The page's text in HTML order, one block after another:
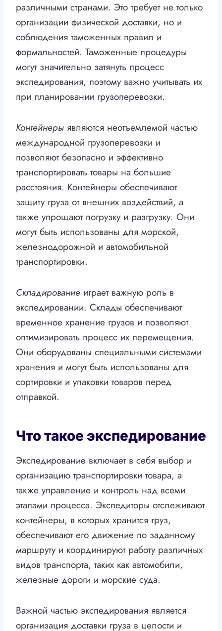
различными странами. Это требует не только
организации физической доставки, но и
соблюдения таможенных правил и
формальностей. Таможенные процедуры
могут значительно затянуть процесс
экспедирования, поэтому важно учитывать их
при планировании грузоперевозки.
Контейнеры являются неотъемлемой частью
международной грузоперевозки и
позволяют безопасно и эффективно
транспортировать товары на большие
расстояния. Контейнеры обеспечивают
защиту груза от внешних воздействий, а
также упрощают погрузку и разгрузку. Они
могут быть использованы для морской,
железнодорожной и автомобильной
транспортировки.
Складирование играет важную роль в
экспедировании. Склады обеспечивают
временное хранение грузов и позволяют
оптимизировать процесс их перемещения.
Они оборудованы специальными системами
хранения и могут быть использованы для
сортировки и упаковки товаров перед
отправкой.
Что такое экспедирование
Экспедирование включает в себя выбор и
организацию транспортировки товара, а
также управление и контроль над всеми
этапами процесса. Экспедиторы отслеживают
контейнеры, в которых хранится груз,
обеспечивают его движение по заданному
маршруту и координируют работу различных
видов транспорта, таких как автомобили,
железные дороги и морские суда.
Важной частью экспедирования является
организация доставки груза в целости и